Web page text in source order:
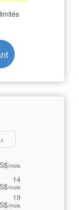
/mois
14
/mois
19
/mois